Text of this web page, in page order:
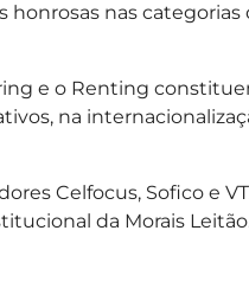
nas categorias
e o Renting
na
Celfocus, Sofico e
da Morais